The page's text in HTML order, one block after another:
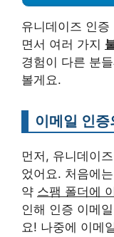
유니데이즈 인
면서 여러 가지
경험이 다른 분
볼게요.
이메일 인
먼저, 유니데이
었어요. 처음에
약 스팸 폴더에
인해 인증 이메
요! 나중에 이메